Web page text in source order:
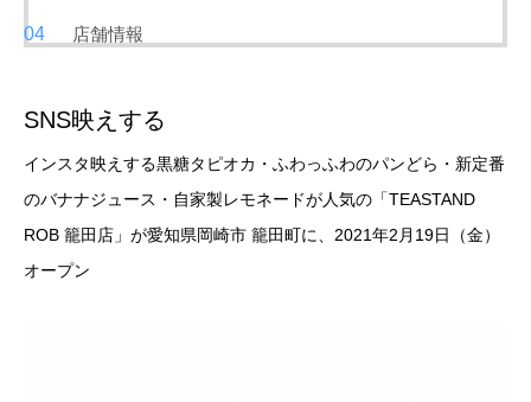
店舗情報
SNS映えする
インスタ映えする黒糖タピオカ・ふわっふわのパンどら・新定番
のバナナジュース・自家製レモネードが人気の「TEASTAND
ROB 籠田店」が愛知県岡崎市 籠田町に、2021年2月19日（金）
オープン